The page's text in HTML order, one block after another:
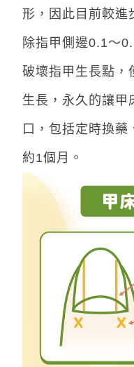
形，因此目前較進
除指甲側邊0.1～
破壞指甲生長點，
生長，永久的讓甲
口，包括定時換藥
約1個月。